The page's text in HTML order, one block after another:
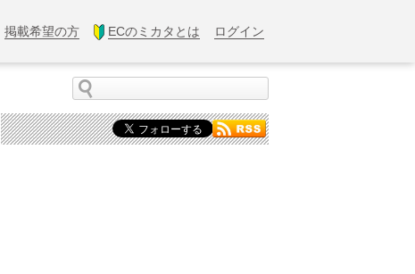
掲載希望の方 ECのミカタとは ログイン